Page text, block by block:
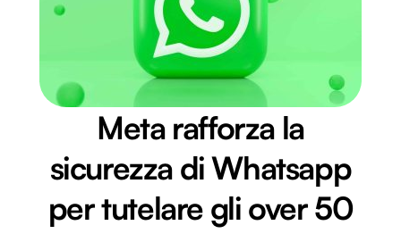
Meta rafforza la
sicurezza di Whatsapp
per tutelare gli over 50